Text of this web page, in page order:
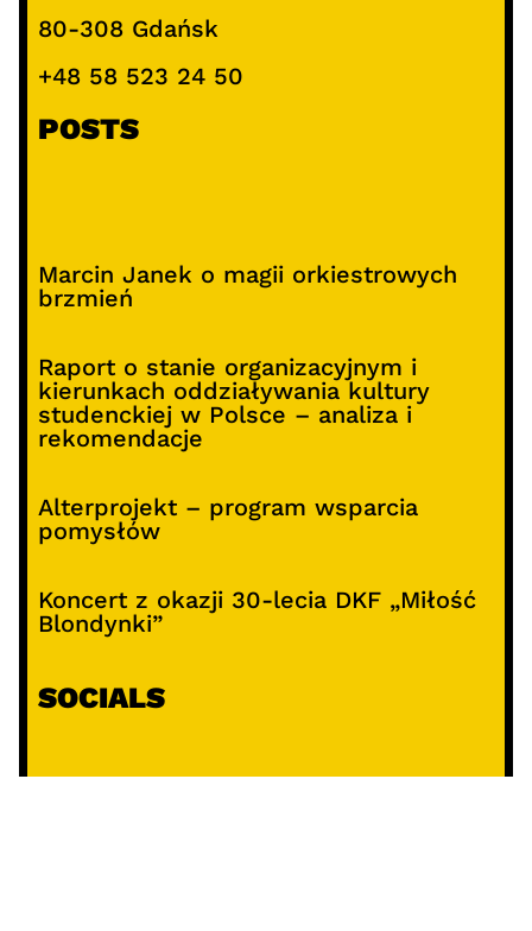
80-308 Gdańsk
+48 58 523 24 50
POSTS
Marcin Janek o magii orkiestrowych
brzmień
Raport o stanie organizacyjnym i
kierunkach oddziaływania kultury
studenckiej w Polsce – analiza i
rekomendacje
Alterprojekt – program wsparcia
pomysłów
Koncert z okazji 30-lecia DKF „Miłość
Blondynki”
SOCIALS